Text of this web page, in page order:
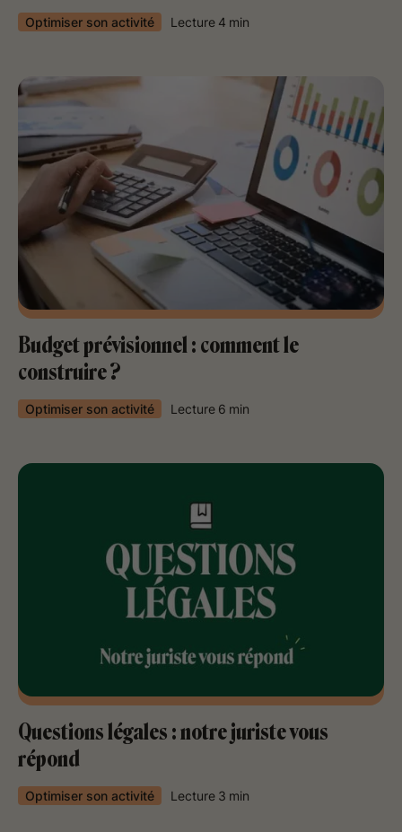
Optimiser son activité Lecture 4 min
Budget prévisionnel : comment le
construire ?
Optimiser son activité Lecture 6 min
Questions légales : notre juriste vous
répond
Optimiser son activité Lecture 3 min